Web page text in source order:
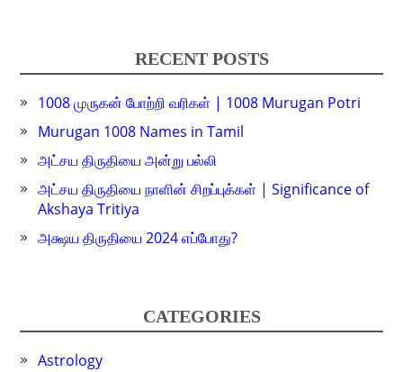
RECENT POSTS
1008 முருகன் போற்றி வரிகள் | 1008 Murugan Potri
Murugan 1008 Names in Tamil
அட்சய திருதியை அன்று பல்லி
அட்சய திருதியை நாளின் சிறப்புக்கள் | Significance of
Akshaya Tritiya
அக்ஷய திருதியை 2024 எப்போது?
CATEGORIES
Astrology